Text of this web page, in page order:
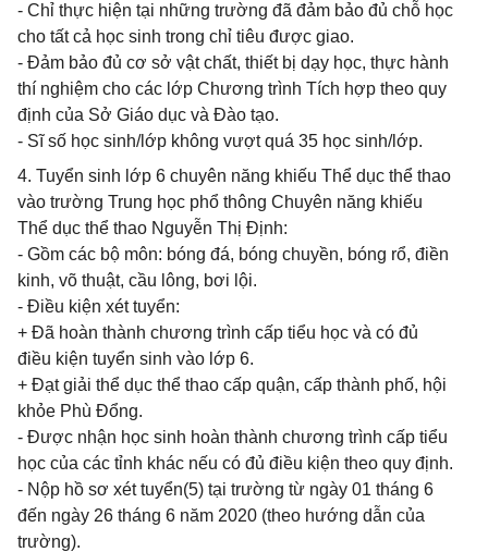
- Chỉ thực hiện tại những trường đã đảm bảo đủ chỗ học
cho tất cả học sinh trong chỉ tiêu được giao.
- Đảm bảo đủ cơ sở vật chất, thiết bị dạy học, thực hành
thí nghiệm cho các lớp Chương trình Tích hợp theo quy
định của Sở Giáo dục và Đào tạo.
- Sĩ số học sinh/lớp không vượt quá 35 học sinh/lớp.
4. Tuyển sinh lớp 6 chuyên năng khiếu Thể dục thể thao
vào trường Trung học phổ thông Chuyên năng khiếu
Thể dục thể thao Nguyễn Thị Định:
- Gồm các bộ môn: bóng đá, bóng chuyền, bóng rổ, điền
kinh, võ thuật, cầu lông, bơi lội.
- Điều kiện xét tuyển:
+ Đã hoàn thành chương trình cấp tiểu học và có đủ
điều kiện tuyển sinh vào lớp 6.
+ Đạt giải thể dục thể thao cấp quận, cấp thành phố, hội
khỏe Phù Đổng.
- Được nhận học sinh hoàn thành chương trình cấp tiểu
học của các tỉnh khác nếu có đủ điều kiện theo quy định.
- Nộp hồ sơ xét tuyển(5) tại trường từ ngày 01 tháng 6
đến ngày 26 tháng 6 năm 2020 (theo hướng dẫn của
trường).